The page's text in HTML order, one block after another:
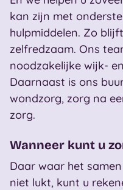
kan zijn met
hulpmiddelen. Zo
zelfredzaam. Ons
noodzakelijke wijk-
Daarnaast is ons
wondzorg, zorg na
zorg.
Wanneer kunt u
Daar waar het
niet lukt, kunt u